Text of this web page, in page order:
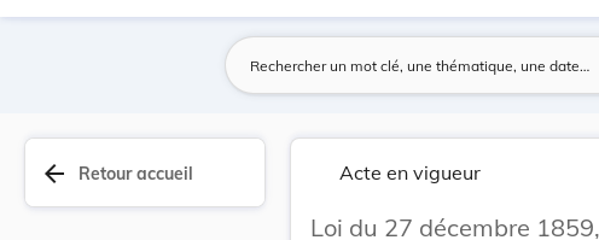
arrow_back Retour accueil Acte en vigueur
Loi du 27 décembre